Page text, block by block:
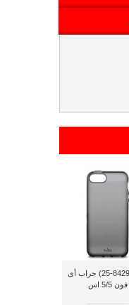
بورو (8429-25) جراب أى
فون 5/5 اس